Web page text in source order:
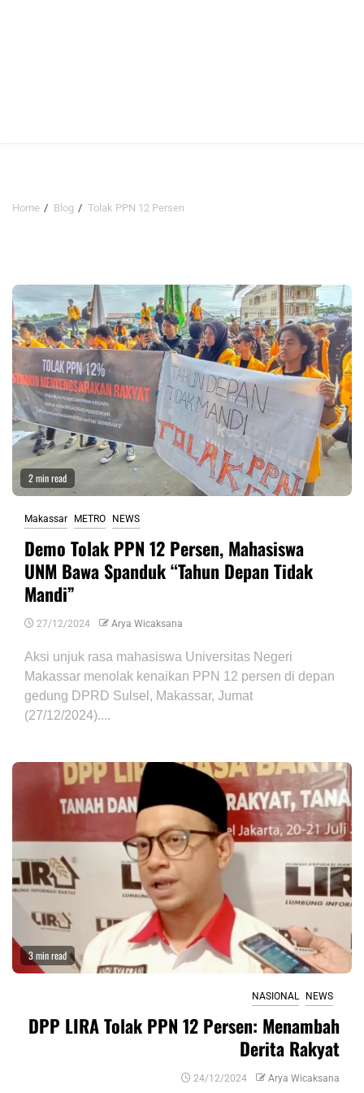
Home Blog Tolak PPN 12 Persen
2 min read
Makassar METRO NEWS
Demo Tolak PPN 12 Persen, Mahasiswa
UNM Bawa Spanduk “Tahun Depan Tidak
Mandi”
27/12/2024 Arya Wicaksana
Aksi unjuk rasa mahasiswa Universitas Negeri
Makassar menolak kenaikan PPN 12 persen di depan
gedung DPRD Sulsel, Makassar, Jumat
(27/12/2024)....
3 min read
NASIONAL NEWS
DPP LIRA Tolak PPN 12 Persen: Menambah
Derita Rakyat
24/12/2024 Arya Wicaksana